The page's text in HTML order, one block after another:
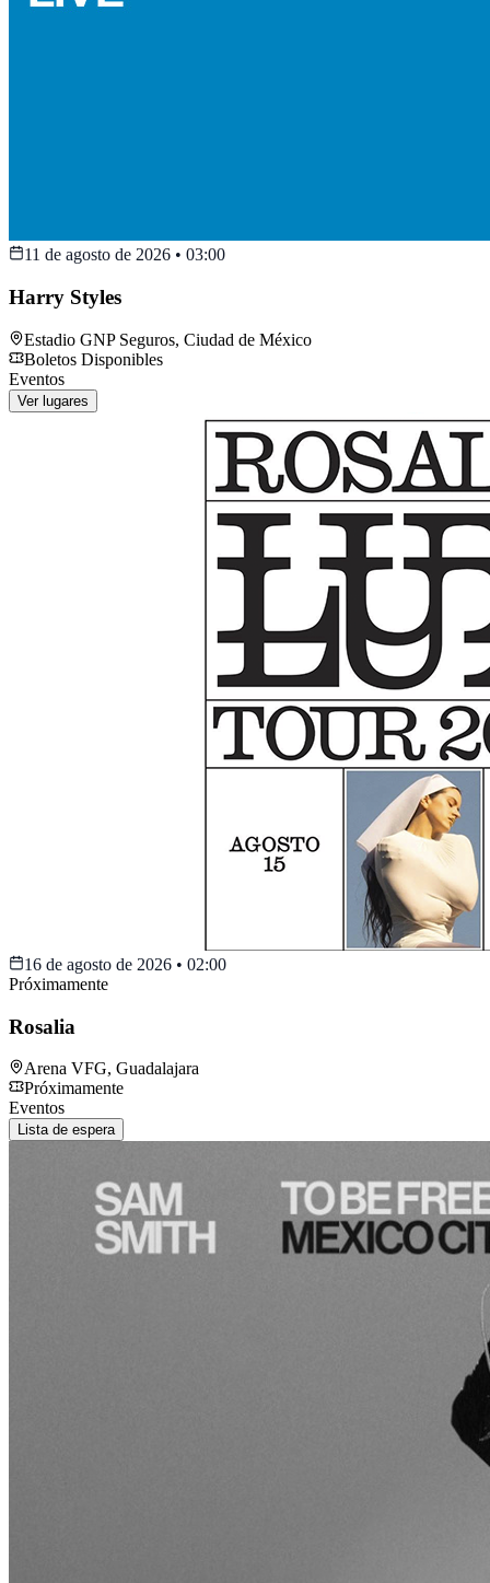
11 de agosto de 2026 • 03:00
Harry Styles
Estadio GNP Seguros, Ciudad de México
Boletos Disponibles
Eventos
Ver lugares
16 de agosto de 2026 • 02:00
Próximamente
Rosalia
Arena VFG, Guadalajara
Próximamente
Eventos
Lista de espera